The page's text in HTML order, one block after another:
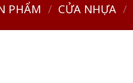
PHẨM / CỬA NHỰA /